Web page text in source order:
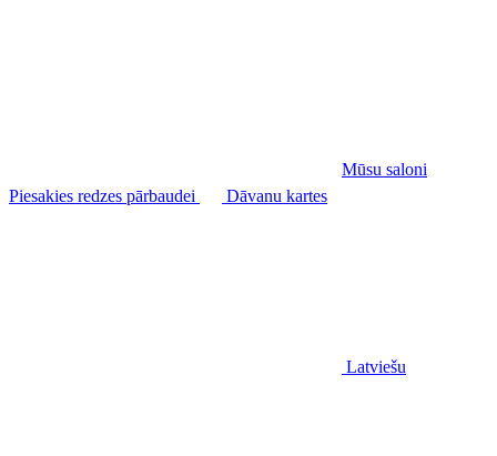
Mūsu saloni
Piesakies redzes pārbaudei
Dāvanu kartes
Latviešu